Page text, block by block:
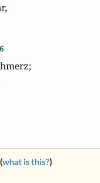
6
what is this?)